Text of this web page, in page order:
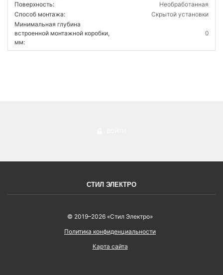
Поверхность:
Необработанная
Способ монтажа:
Скрытой установки
Минимальная глубина
встроенной монтажной коробки,
мм:
0
СТИЛ ЭЛЕКТРО
© 2019–2026 «Стил Электро»
Политика конфиденциальности
Карта сайта